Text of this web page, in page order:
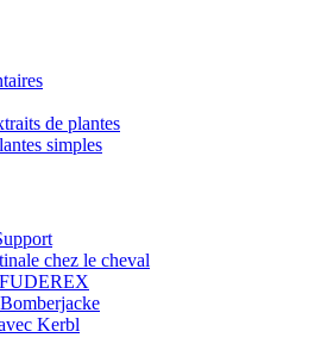
de plantes
simples
chez le cheval
Kerbl